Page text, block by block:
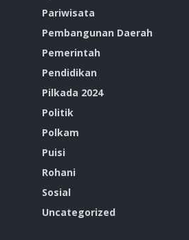
Pariwisata
Pembangunan Daerah
Pemerintah
Pendidikan
Pilkada 2024
Politik
Polkam
Puisi
Rohani
Sosial
Uncategorized